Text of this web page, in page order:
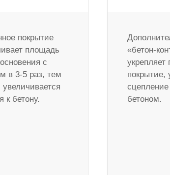
покрытие
площадь
с
в 3-5 раз, тем
к бетону.
«бетон-
укрепляет
покрытие,
бетоном.